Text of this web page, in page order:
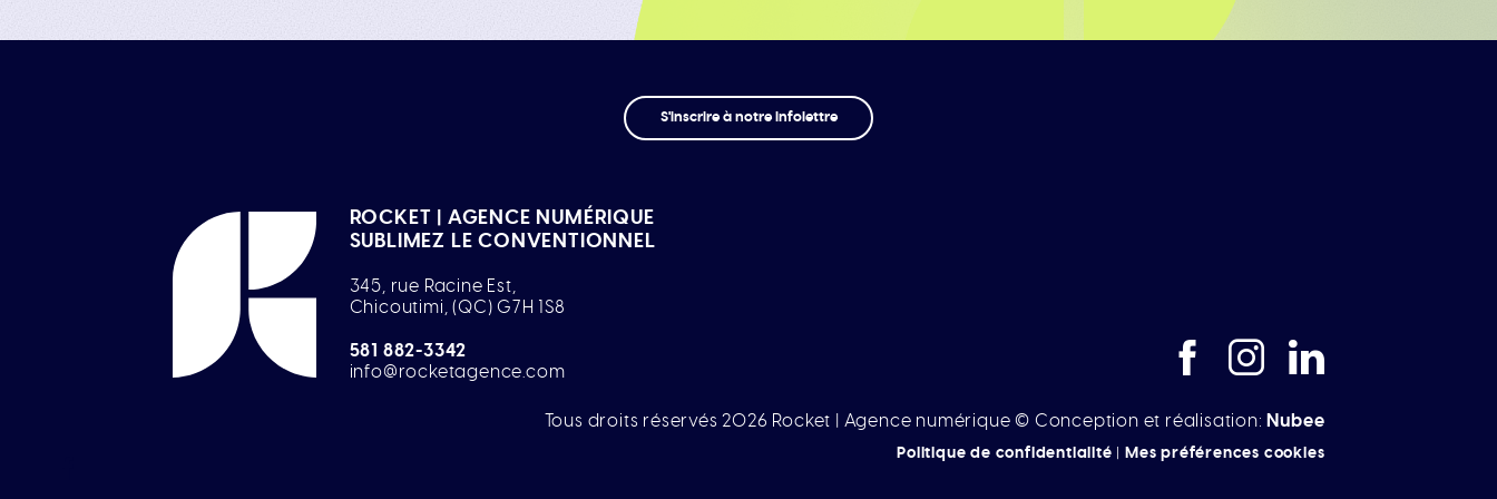
S'inscrire à notre infolettre
ROCKET | AGENCE NUMÉRIQUE
SUBLIMEZ LE CONVENTIONNEL
345, rue Racine Est,
Chicoutimi, (QC) G7H 1S8
581 882-3342
info@rocketagence.com
Tous droits réservés 2026 Rocket | Agence numérique © Conception et réalisation: Nubee
Politique de confidentialité Mes préférences cookies